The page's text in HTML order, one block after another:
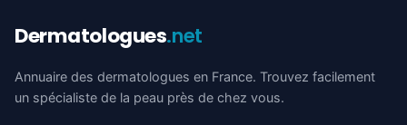
Dermatologues.net
Annuaire des dermatologues en France. Trouvez facilement
un spécialiste de la peau près de chez vous.